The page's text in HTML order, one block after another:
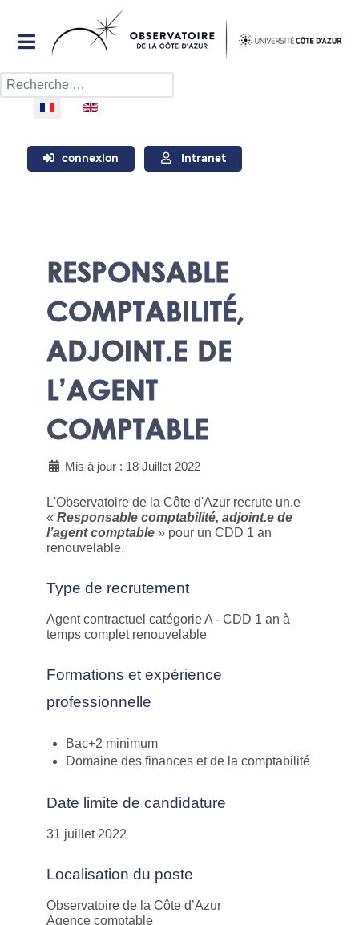
Rechercher
Sélectionnez votre langue
connexion Intranet
RESPONSABLE
COMPTABILITÉ,
ADJOINT.E DE
L’AGENT
COMPTABLE
Mis à jour : 18 Juillet 2022
L'Observatoire de la Côte d'Azur recrute un.e
« Responsable comptabilité, adjoint.e de
l’agent comptable » pour un CDD 1 an
renouvelable.
Type de recrutement
Agent contractuel catégorie A - CDD 1 an à
temps complet renouvelable
Formations et expérience
professionnelle
Bac+2 minimum
Domaine des finances et de la comptabilité
Date limite de candidature
31 juillet 2022
Localisation du poste
Observatoire de la Côte d’Azur
Agence comptable